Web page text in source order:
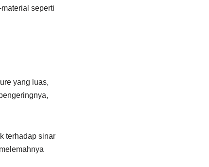
seperti
yang luas,
terhadap sinar